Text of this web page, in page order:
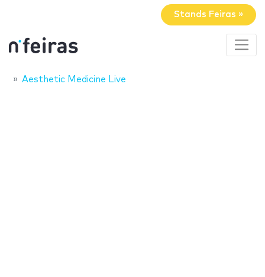
Stands Feiras »
Aesthetic Medicine Live